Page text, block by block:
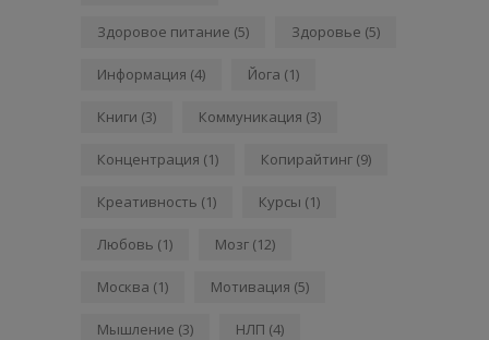
Здоровое питание (5) Здоровье (5)
Информация (4) Йога (1)
Книги (3) Коммуникация (3)
Концентрация (1) Копирайтинг (9)
Креативность (1) Курсы (1)
Любовь (1) Мозг (12)
Москва (1) Мотивация (5)
Мышление (3) НЛП (4)